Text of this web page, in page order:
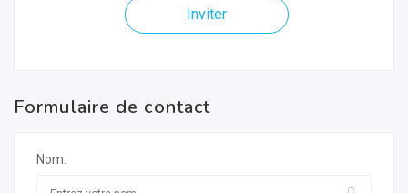
Inviter
Formulaire de contact
Nom: